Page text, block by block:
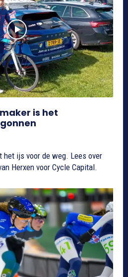
is het
het ijs voor de weg. Lees over
Herxen voor Cycle Capital.